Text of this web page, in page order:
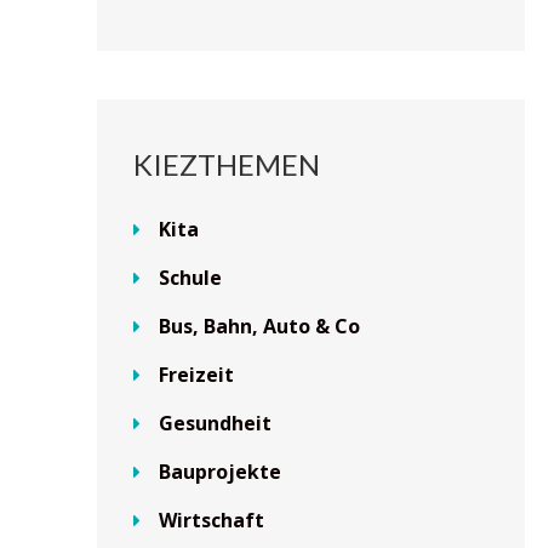
KIEZTHEMEN
Kita
Schule
Bus, Bahn, Auto & Co
Freizeit
Gesundheit
Bauprojekte
Wirtschaft